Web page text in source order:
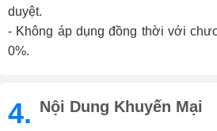
duyệt.
- Không áp dụng đồng thời với
0%.
4. Nội Dung Khuyến Mại